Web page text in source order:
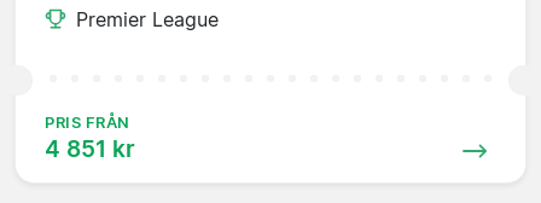
Premier League
PRIS FRÅN
4 851 kr